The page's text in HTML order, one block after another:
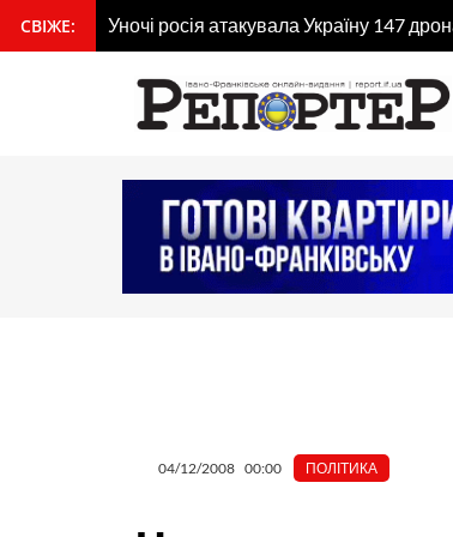
вмісту
СВІЖЕ: Уночі росія атакувала Україну 147
04/12/2008 00:00 ПОЛІТИКА